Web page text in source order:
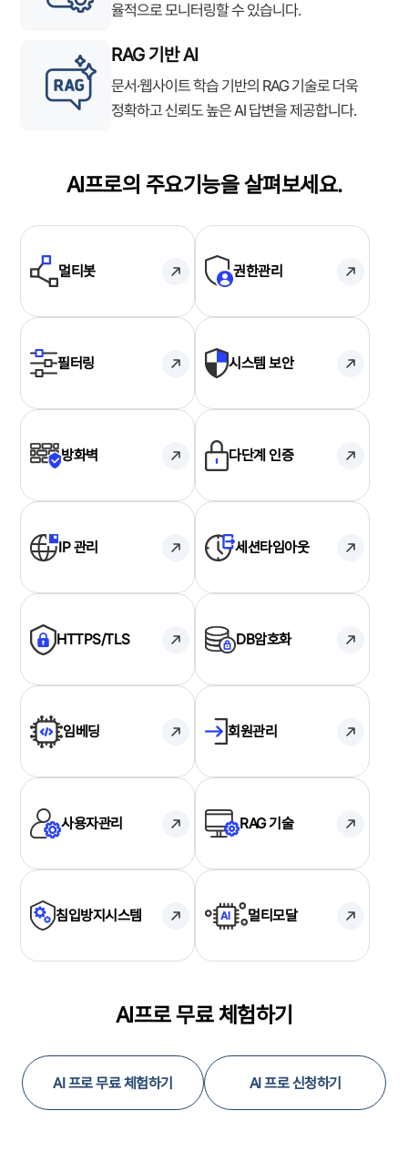
율적으로 모니터링할 수 있습니다.
RAG 기반 AI
문서·웹사이트 학습 기반의 RAG 기술로 더욱
정확하고 신뢰도 높은 AI 답변을 제공합니다.
AI프로의 주요기능을 살펴보세요.
멀티봇 권한관리
필터링 시스템 보안
방화벽 다단계 인증
IP 관리 세션타임아웃
HTTPS/TLS DB암호화
임베딩 회원관리
사용자관리 RAG 기술
침입방지시스템 멀티모달
AI프로 무료 체험하기
AI 프로 무료 체험하기 AI 프로 신청하기